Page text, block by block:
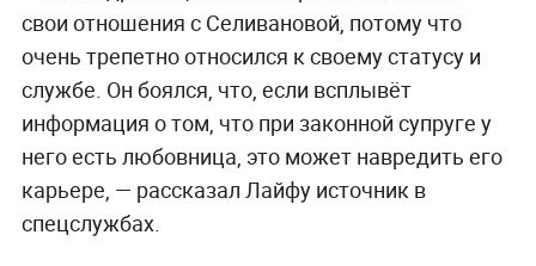
свои отношения с Селивановой, потому что
очень трепетно относился к своему статусу и
службе. Он боялся, что, если всплывёт
информация о том, что при законной супруге у
него есть любовница, это может навредить его
карьере, — рассказал Лайфу источник в
спецслужбах.